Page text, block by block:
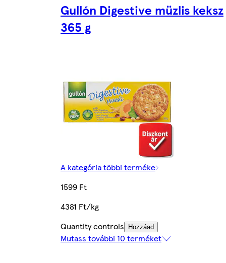
Gullón Digestive müzlis keksz
365 g
A kategória többi terméke
1599 Ft
4381 Ft/kg
Quantity controls
Hozzáad
Mutass további 10 terméket